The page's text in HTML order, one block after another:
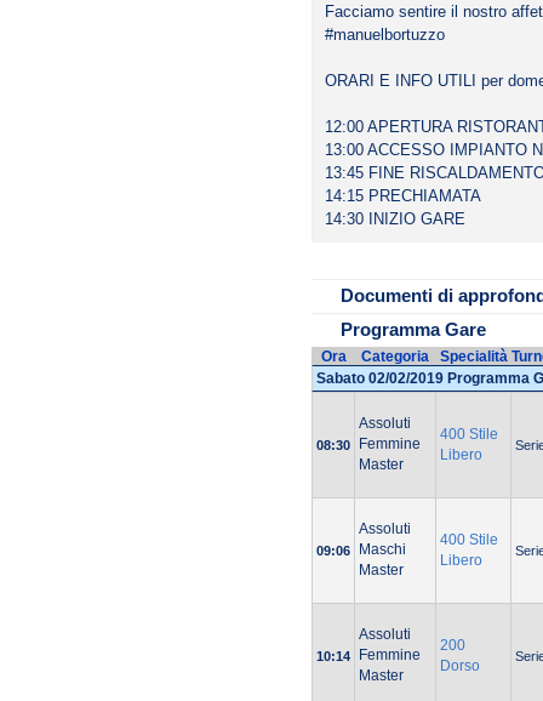
Facciamo sentire il nostro
#manuelbortuzzo
ORARI E INFO UTILI per
12:00 APERTURA
13:00 ACCESSO IMPIANTO
13:45 FINE
14:15 PRECHIAMATA
14:30 INIZIO GARE
Documenti di
File da scaricare
modulo
Modulo
COME
ITALIA
PROGRAMMA
SOCIETA'
Programma Gare
Ora Categoria Specialità
Sabato 02/02/2019 Programma
08:30
Assoluti
Femmine
Master
400 Stile
Libero
09:06
Assoluti
Maschi
Master
400 Stile
Libero
10:14
Assoluti
Femmine
Master
200
Dorso